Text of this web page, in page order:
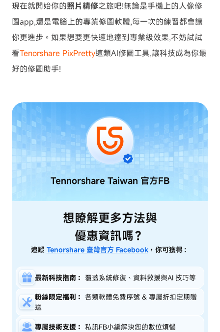
現在就開始你的照片精修之旅吧!無論是手機上的人像修
圖app,還是電腦上的專業修圖軟體,每一次的練習都會讓
你更進步。如果想要更快速地達到專業級效果,不妨試試
看Tenorshare PixPretty這類AI修圖工具,讓科技成為你最
好的修圖助手!
Tennorshare Taiwan 官方FB
想瞭解更多方法與
優惠資訊嗎？
追蹤 Tenorshare 臺灣官方 Facebook，你可獲得：
最新科技指南： 覆蓋系統修復、資料救援與AI 技巧等
粉絲限定福利： 各類軟體免費序號 & 專屬折扣定期贈
送
專屬技術支援： 私訊FB小編解決您的數位煩惱